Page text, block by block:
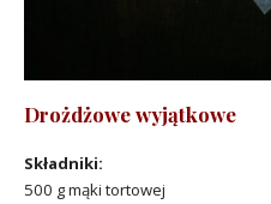
Drożdżowe wyjątkowe
Składniki:
500 g mąki tortowej